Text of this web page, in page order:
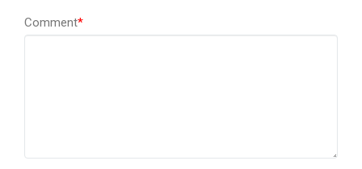
Comment*